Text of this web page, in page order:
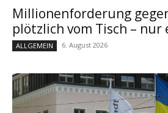
Millionenforderung
plötzlich vom Tisch – nur
ALLGEMEIN 6. August 2026